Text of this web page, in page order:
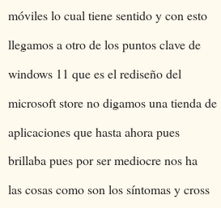
móviles lo cual tiene sentido y con esto
llegamos a otro de los puntos clave de
windows 11 que es el rediseño del
microsoft store no digamos una tienda de
aplicaciones que hasta ahora pues
brillaba pues por ser mediocre nos ha
las cosas como son los síntomas y cross